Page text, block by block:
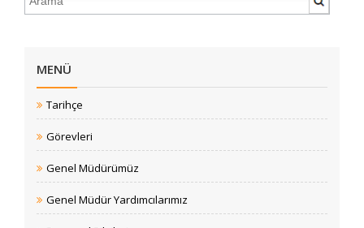
MENÜ
Tarihçe
Görevleri
Genel Müdürümüz
Genel Müdür Yardımcılarımız